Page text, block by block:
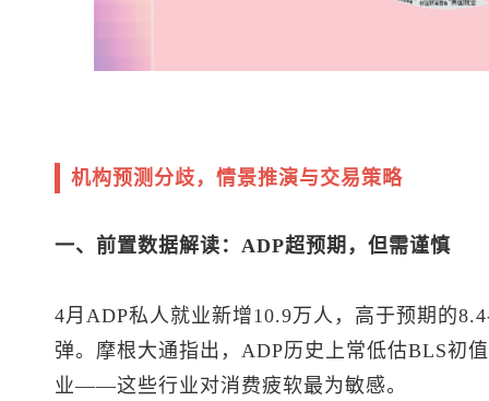
机构预测分歧，情景推演与交易策略
一、前置数据解读：ADP超预期，但需谨慎
4月ADP私人就业新增10.9万人，高于预期的
弹。摩根大通指出，ADP历史上常低估BLS初
业——这些行业对消费疲软最为敏感。